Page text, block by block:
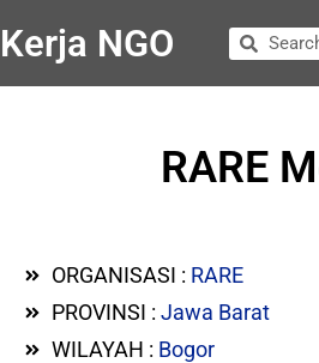
Kerja NGO
RARE
ORGANISASI : RARE
PROVINSI : Jawa Barat
WILAYAH : Bogor